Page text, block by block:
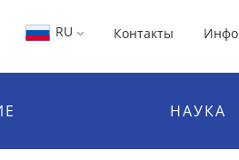
RU Контакты
НАУКА